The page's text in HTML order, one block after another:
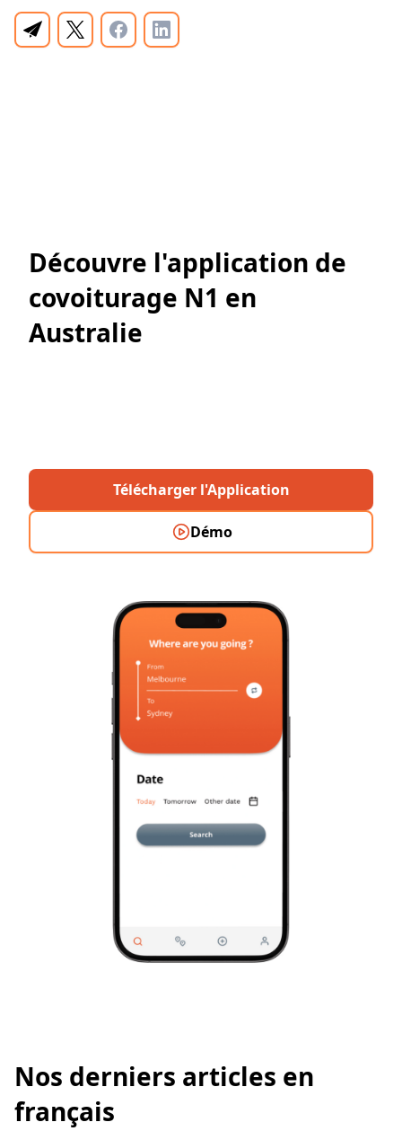
Découvre l'application de
covoiturage N1 en
Australie
Démo
Télécharger l'Application
Nos derniers articles en
français